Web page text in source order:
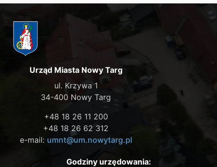
Urząd Miasta Nowy Targ
ul. Krzywa 1
34-400 Nowy Targ
+48 18 26 11 200
+48 18 26 62 312
e-mail: umnt@um.nowytarg.pl
Godziny urzędowania: